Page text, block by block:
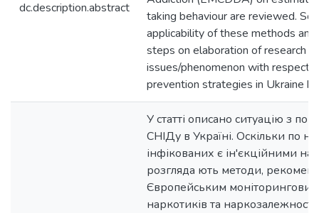
dc.description.abstract
taking behaviour are reviewed.
applicability of these methods
steps on elaboration of research
issues/phenomenon with respect
prevention strategies in Ukraine
У статті описано ситуацію з
СНІДу в Україні. Оскільки по­
інфікованих є ін'єкційними
розгляда­ ють методи,
Європейським
наркотиків та